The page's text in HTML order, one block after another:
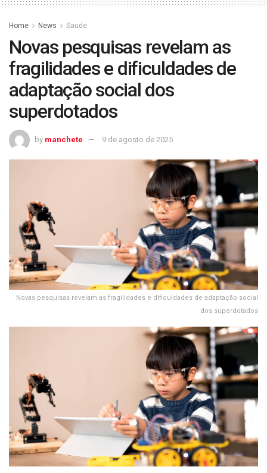
Home News Saude
Novas pesquisas revelam as
fragilidades e dificuldades de
adaptação social dos
superdotados
by manchete 9 de agosto de 2025
Novas pesquisas revelam as fragilidades e dificuldades de adaptação social
dos superdotados